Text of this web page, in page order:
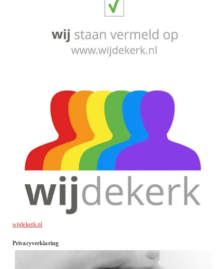
wijdekerk.nl
Privacyverklaring